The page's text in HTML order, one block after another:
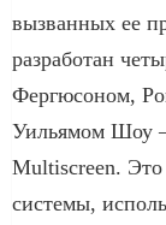
вызванных ее
разработан
Фергюсоном,
Уильямом Шоу
Multiscreen. Это
системы,